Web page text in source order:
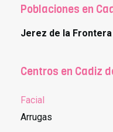
Poblaciones en
Jerez de la Frontera
Centros en Cadiz
Facial
Arrugas